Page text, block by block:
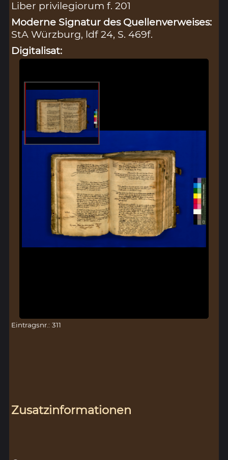
Liber privilegiorum f. 201
Moderne Signatur des Quellenverweises:
StA Würzburg, ldf 24, S. 469f.
Digitalisat:
Eintragsnr.: 311
Zusatzinformationen